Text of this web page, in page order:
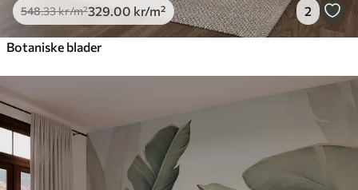
548.33kr/m²329.00 kr/m² 2
Botaniske blader